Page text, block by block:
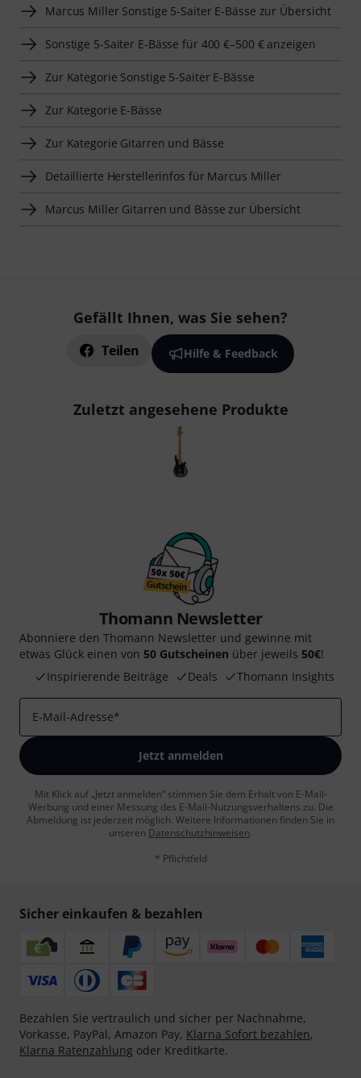
Marcus Miller Sonstige 5-Saiter E-Bässe zur Übersicht
Sonstige 5-Saiter E-Bässe für 400 €–500 € anzeigen
Zur Kategorie Sonstige 5-Saiter E-Bässe
Zur Kategorie E-Bässe
Zur Kategorie Gitarren und Bässe
Detaillierte Herstellerinfos für Marcus Miller
Marcus Miller Gitarren und Bässe zur Übersicht
Gefällt Ihnen, was Sie sehen?
Teilen Hilfe & Feedback
Zuletzt angesehene Produkte
Thomann Newsletter
Abonniere den Thomann Newsletter und gewinne mit
etwas Glück einen von 50 Gutscheinen über jeweils 50€!
Inspirierende Beiträge
Deals Thomann Insights
E-Mail-Adresse*
Jetzt anmelden
Mit Klick auf „Jetzt anmelden“ stimmen Sie dem Erhalt von E-Mail-
Werbung und einer Messung des E-Mail-Nutzungsverhaltens zu. Die
Abmeldung ist jederzeit möglich. Weitere Informationen finden Sie in
unseren Datenschutzhinweisen.
* Pflichtfeld
Sicher einkaufen & bezahlen
Bezahlen Sie vertraulich und sicher per Nachnahme,
Vorkasse, PayPal, Amazon Pay, Klarna Sofort bezahlen,
Klarna Ratenzahlung oder Kreditkarte.